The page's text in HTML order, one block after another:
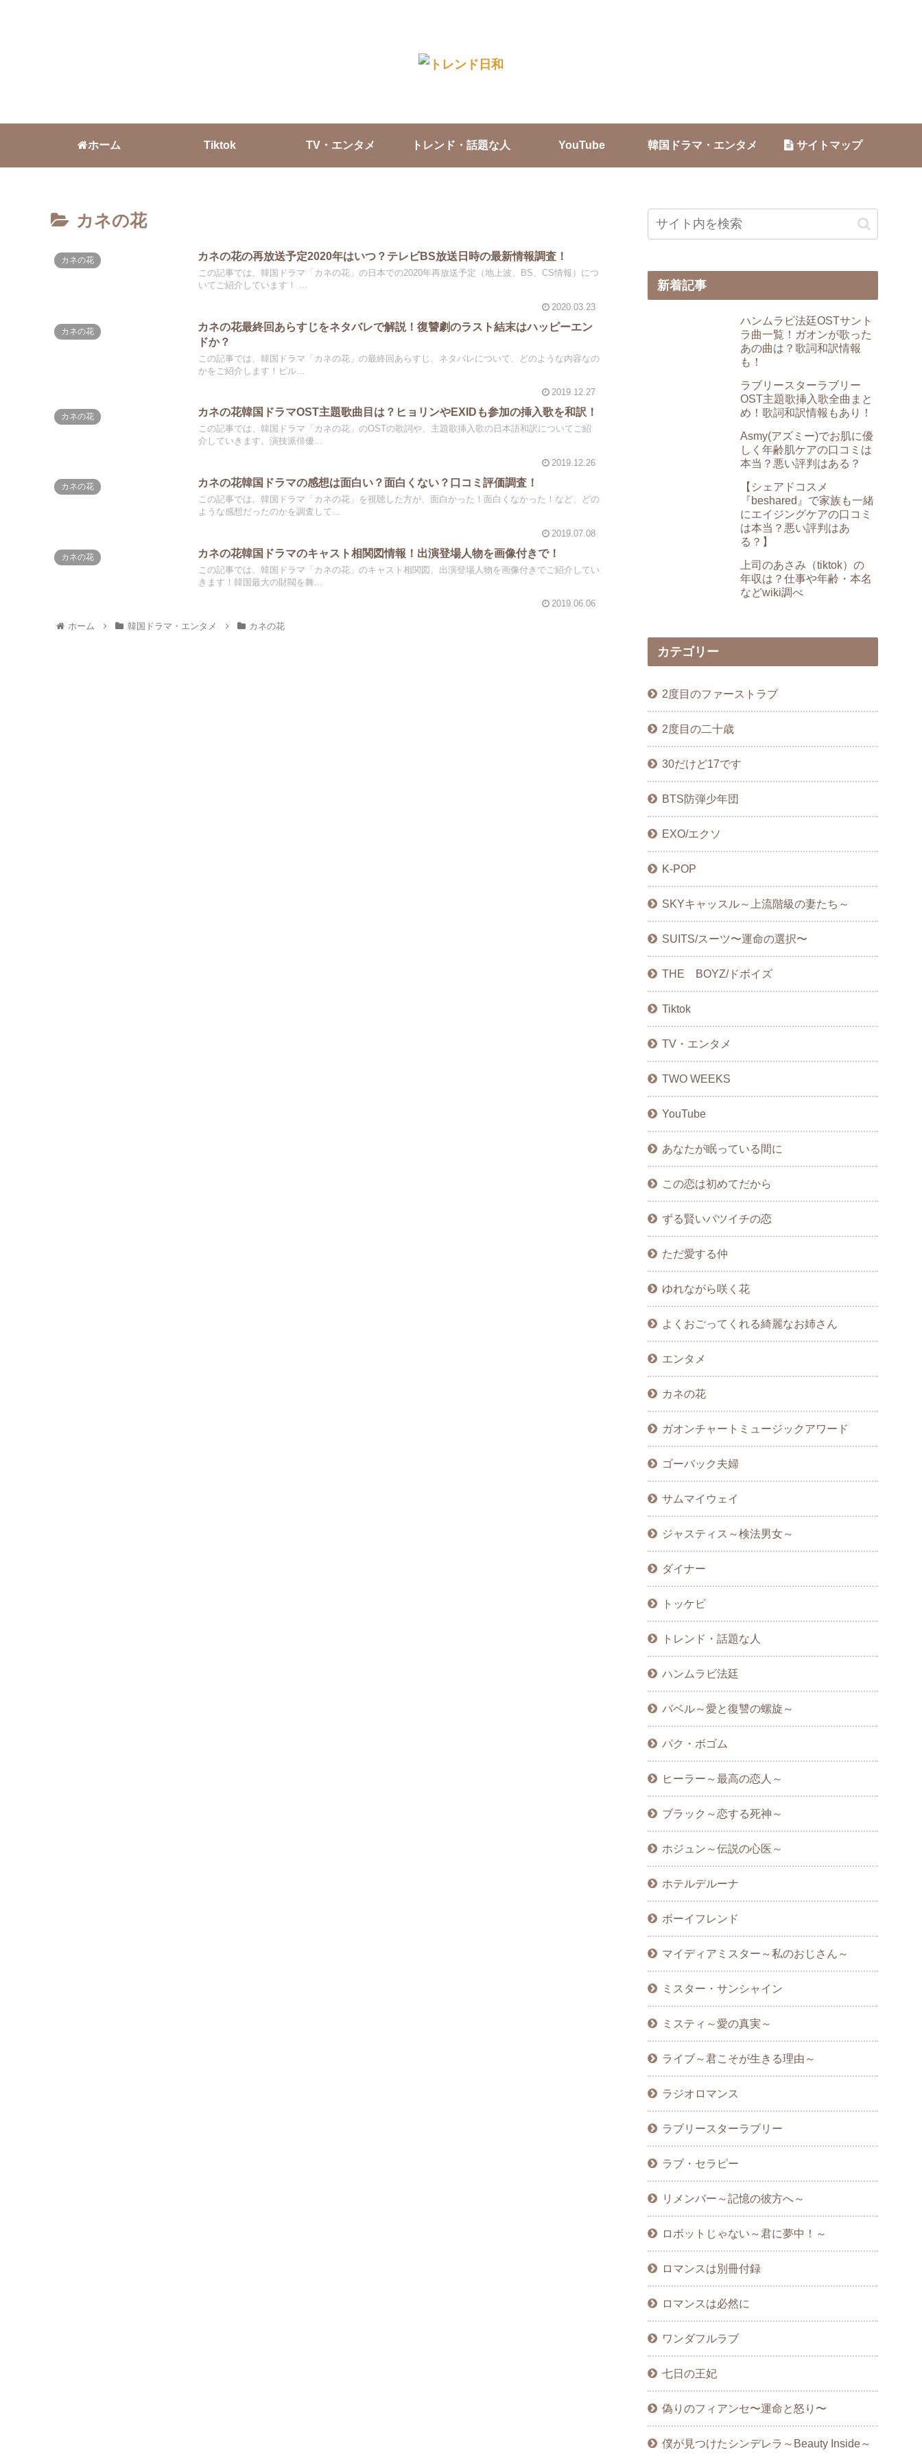
ホーム Tiktok TV・エンタメ トレンド・話題な人 YouTube 韓国ドラマ・エンタメ サイトマップ
カネの花
カネの花 カネの花の再放送予定2020年はいつ？テレビBS放送日時の最新情報調査！
この記事では、韓国ドラマ「カネの花」の日本での2020年再放送予定（地上波、BS、CS情報）につ
いてご紹介しています！ ...
2020.03.23
カネの花
カネの花最終回あらすじをネタバレで解説！復讐劇のラスト結末はハッピーエン
ドか？
この記事では、韓国ドラマ「カネの花」の最終回あらすじ、ネタバレについて、どのような内容なの
かをご紹介します！ピル...
2019.12.27
カネの花 カネの花韓国ドラマOST主題歌曲目は？ヒョリンやEXIDも参加の挿入歌を和訳！
この記事では、韓国ドラマ「カネの花」のOSTの歌詞や、主題歌挿入歌の日本語和訳についてご紹
介していきます。演技派俳優...
2019.12.26
カネの花 カネの花韓国ドラマの感想は面白い？面白くない？口コミ評価調査！
この記事では、韓国ドラマ「カネの花」を視聴した方が、面白かった！面白くなかった！など、どの
ような感想だったのかを調査して...
2019.07.08
カネの花 カネの花韓国ドラマのキャスト相関図情報！出演登場人物を画像付きで！
この記事では、韓国ドラマ「カネの花」のキャスト相関図、出演登場人物を画像付きでご紹介してい
きます！韓国最大の財閥を舞...
2019.06.06
ホーム 韓国ドラマ・エンタメ カネの花
新着記事
ハンムラビ法廷OSTサント
ラ曲一覧！ガオンが歌った
あの曲は？歌詞和訳情報
も！
ラブリースターラブリー
OST主題歌挿入歌全曲まと
め！歌詞和訳情報もあり！
Asmy(アズミー)でお肌に優
しく年齢肌ケアの口コミは
本当？悪い評判はある？
【シェアドコスメ
『beshared』で家族も一緒
にエイジングケアの口コミ
は本当？悪い評判はあ
る？】
上司のあさみ（tiktok）の
年収は？仕事や年齢・本名
などwiki調べ
カテゴリー
2度目のファーストラブ
2度目の二十歳
30だけど17です
BTS防弾少年団
EXO/エクソ
K-POP
SKYキャッスル～上流階級の妻たち～
SUITS/スーツ〜運命の選択〜
THE BOYZ/ドボイズ
Tiktok
TV・エンタメ
TWO WEEKS
YouTube
あなたが眠っている間に
この恋は初めてだから
ずる賢いバツイチの恋
ただ愛する仲
ゆれながら咲く花
よくおごってくれる綺麗なお姉さん
エンタメ
カネの花
ガオンチャートミュージックアワード
ゴーバック夫婦
サムマイウェイ
ジャスティス～検法男女～
ダイナー
トッケビ
トレンド・話題な人
ハンムラビ法廷
バベル～愛と復讐の螺旋～
パク・ボゴム
ヒーラー～最高の恋人～
ブラック～恋する死神～
ホジュン～伝説の心医～
ホテルデルーナ
ボーイフレンド
マイディアミスター～私のおじさん～
ミスター・サンシャイン
ミスティ～愛の真実～
ライブ～君こそが生きる理由～
ラジオロマンス
ラブリースターラブリー
ラブ・セラピー
リメンバー～記憶の彼方へ～
ロボットじゃない～君に夢中！～
ロマンスは別冊付録
ロマンスは必然に
ワンダフルラブ
七日の王妃
偽りのフィアンセ〜運命と怒り〜
僕が見つけたシンデレラ～Beauty Inside～